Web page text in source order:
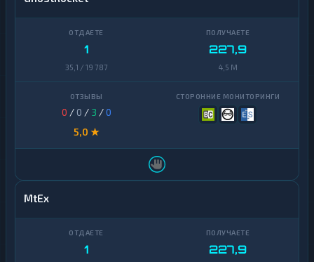
1
35,1 / 19 787
227,9
4,5 M
0 / 0 / 3 /0
5,0 ★
MtEx
1 227,9